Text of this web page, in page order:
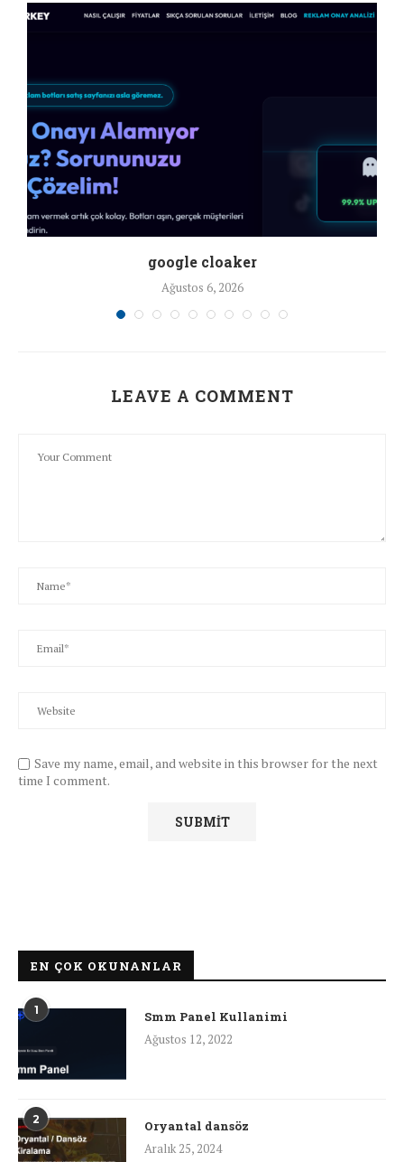
google cloaker
Ağustos 6, 2026
LEAVE A COMMENT
Save my name, email, and website in this browser for the next
time I comment.
EN ÇOK OKUNANLAR
1
Smm Panel Kullanimi
Ağustos 12, 2022
2
Oryantal dansöz
Aralık 25, 2024